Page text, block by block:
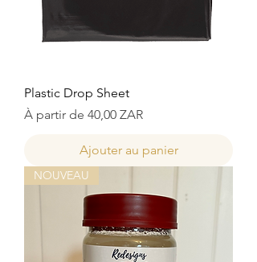
Plastic Drop Sheet
À partir de 40,00 ZAR
Prix promotionnel
Ajouter au panier
NOUVEAU